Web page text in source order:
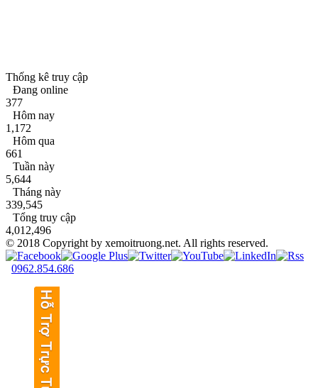
Thống kê truy cập
Đang online
377
Hôm nay
1,172
Hôm qua
661
Tuần này
5,644
Tháng này
339,545
Tổng truy cập
4,012,496
© 2018 Copyright by xemoitruong.net. All rights reserved.
0962.854.686